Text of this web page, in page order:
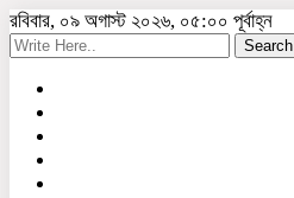
রবিবার, ০৯ অগাস্ট ২০২৬, ০৫:০০ পূর্বাহ্ন
Search